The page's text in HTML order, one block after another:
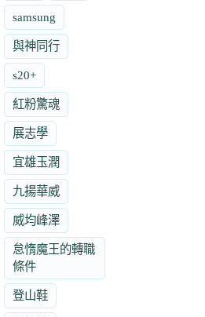
samsung
與神同行
s20+
紅粉驚魂
展志學
宜雄玉潤
九揚華威
威均峰澤
怠惰魔王的轉職
條件
登山鞋